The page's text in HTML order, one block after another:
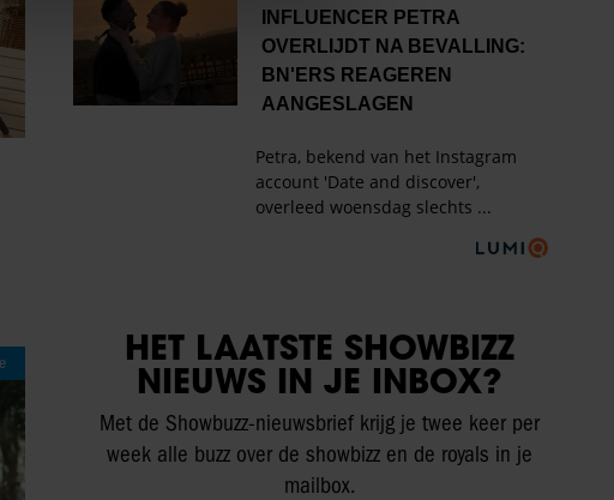
met onze partners voor social
andere informatie die u aan ze heeft
akkoord met onze cookies als u
HET LAATSTE SHOWBIZZ
NIEUWS IN JE INBOX?
Met de Showbuzz-nieuwsbrief krijg je twee keer per
week alle buzz over de showbizz en de royals in je
mailbox.